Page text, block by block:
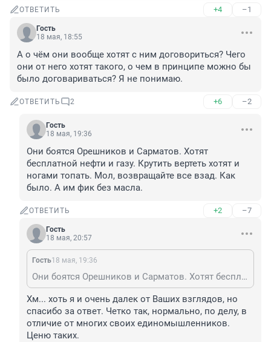
ОТВЕТИТЬ +4 –1
Гость
18 мая, 18:55
А о чём они вообще хотят с ним договориться? Чего
они от него хотят такого, о чем в принципе можно бы
было договариваться? Я не понимаю.
ОТВЕТИТЬ 2 +6 –2
Гость
18 мая, 19:36
Они боятся Орешников и Сарматов. Хотят
бесплатной нефти и газу. Крутить вертеть хотят и
ногами топать. Мол, возвращайте все взад. Как
было. А им фик без масла.
ОТВЕТИТЬ +2 –7
Гость
18 мая, 20:57
Гость18 мая, 19:36
Они боятся Орешников и Сарматов. Хотят бесплатной нефти и газу. Крутить вертеть хотят и ногами топать. Мол, возвращайте все взад. Как было. А им фик без масла.
Хм... хоть я и очень далек от Ваших взглядов, но
спасибо за ответ. Четко так, нормально, по делу, в
отличие от многих своих единомышленников.
Ценю таких.